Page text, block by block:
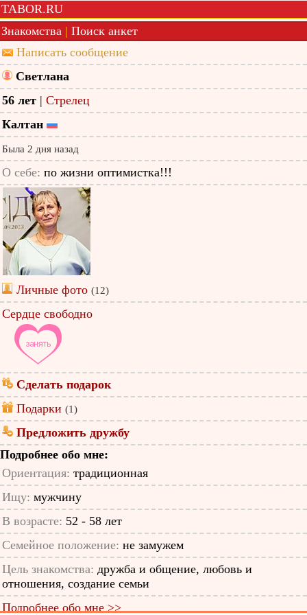
TABOR.RU
Знакомства | Поиск анкет
Написать сообщение
Светлана
56 лет | Стрелец
Калтан
Была 2 дня назад
О себе: по жизни оптимистка!!!
Личные фото (12)
Сердце свободно
Сделать подарок
Подарки (1)
Предложить дружбу
Подробнее обо мне:
Ориентация: традиционная
Ищу: мужчину
В возрасте: 52 - 58 лет
Семейное положение: не замужем
Цель знакомства: дружба и общение, любовь и
отношения, создание семьи
Подробнее обо мне >>